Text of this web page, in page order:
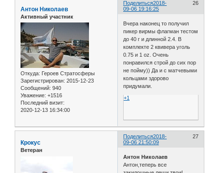
Поделиться 26
2018-
09-06 19:16:25
Антон Николаев
Активный участник
Откуда: Героев Стратосферы
Зарегистрирован: 2015-12-23
Сообщений: 940
Уважение: +1516
Последний визит:
2020-12-13 16:34:00
Вчера наконец то получил
пикер вирмы флагман тестом
до 40 г и длинной 2.4. В
комплекте 2 квивера уголь
0.75 и 1 oz. Очень
понравился строй до сих пор
не пойму)) Да и с матчевыми
кольцами здорово
придумали.
+1
Поделиться 27
2018-
09-06 21:50:09
Крокус
Ветеран
Антон Николаев
Антон,теперь все